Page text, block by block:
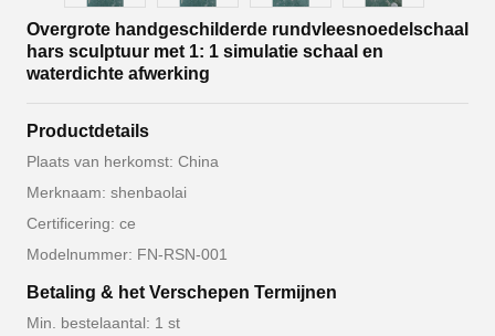
Overgrote handgeschilderde rundvleesnoedelschaal
hars sculptuur met 1: 1 simulatie schaal en
waterdichte afwerking
Productdetails
Plaats van herkomst: China
Merknaam: shenbaolai
Certificering: ce
Modelnummer: FN-RSN-001
Betaling & het Verschepen Termijnen
Min. bestelaantal: 1 st